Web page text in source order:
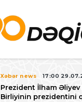
Xəbər news 17:00
Prezident İlham Əliyev
Birliyinin prezidentini